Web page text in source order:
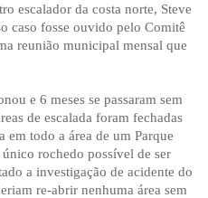
escalador da costa norte, Steve
caso fosse ouvido pelo Comitê
reunião municipal mensal que
e 6 meses se passaram sem
de escalada foram fechadas
em todo a área de um Parque
rochedo possível de ser
a investigação de acidente do
re-abrir nenhuma área sem